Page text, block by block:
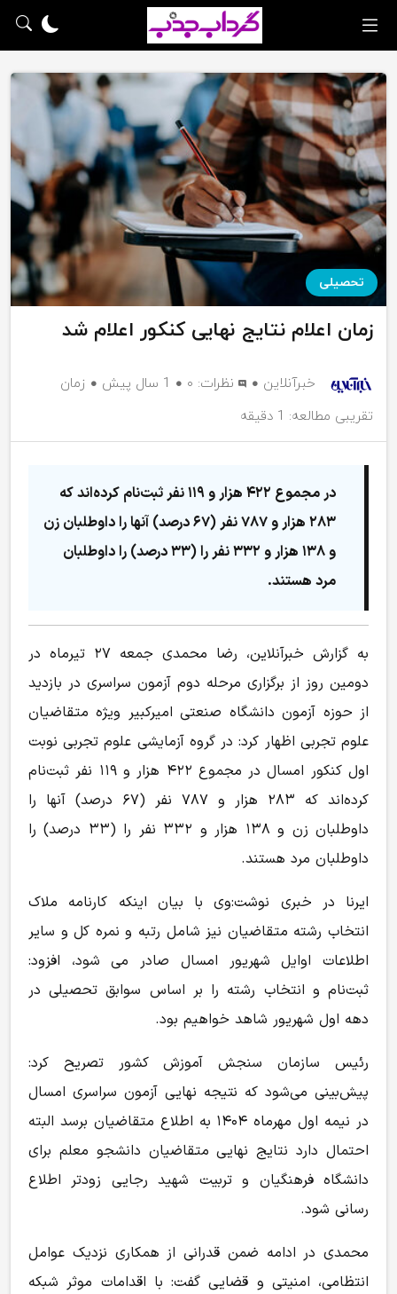
تحصیلی
زمان اعلام نتایج نهایی کنکور اعلام شد
خبرآنلاین نظرات: ۰ 1 سال پیش
زمان
تقریبی مطالعه: 1 دقیقه
در مجموع ۴۲۲ هزار و ۱۱۹ نفر ثبت‌نام کرده‌اند که
۲۸۳ هزار و ۷۸۷ نفر (۶۷ درصد) آنها را داوطلبان زن
و ۱۳۸ هزار و ۳۳۲ نفر را (۳۳ درصد) را داوطلبان
مرد هستند.
به گزارش خبرآنلاین، رضا محمدی جمعه ۲۷ تیرماه در
دومین روز از برگزاری مرحله دوم آزمون سراسری در بازدید
از حوزه آزمون دانشگاه صنعتی امیرکبیر ویژه متقاضیان
علوم تجربی اظهار کرد: در گروه آزمایشی علوم تجربی نوبت
اول کنکور امسال در مجموع ۴۲۲ هزار و ۱۱۹ نفر ثبت‌نام
کرده‌اند که ۲۸۳ هزار و ۷۸۷ نفر (۶۷ درصد) آنها را
داوطلبان زن و ۱۳۸ هزار و ۳۳۲ نفر را (۳۳ درصد) را
داوطلبان مرد هستند.
ایرنا در خبری نوشت:وی با بیان اینکه کارنامه ملاک
انتخاب رشته متقاضیان نیز شامل رتبه و نمره کل و سایر
اطلاعات اوایل شهریور امسال صادر می شود، افزود:
ثبت‌نام و انتخاب رشته را بر اساس سوابق تحصیلی در
دهه اول شهریور شاهد خواهیم بود.
رئیس سازمان سنجش آموزش کشور تصریح کرد:
پیش‌بینی می‌شود که نتیجه نهایی آزمون سراسری امسال
در نیمه اول مهرماه ۱۴۰۴ به اطلاع متقاضیان برسد البته
احتمال دارد نتایج نهایی متقاضیان دانشجو معلم برای
دانشگاه فرهنگیان و تربیت شهید رجایی زودتر اطلاع
رسانی شود.
محمدی در ادامه ضمن قدرانی از همکاری نزدیک عوامل
انتظامی، امنیتی و قضایی گفت: با اقدامات موثر شبکه